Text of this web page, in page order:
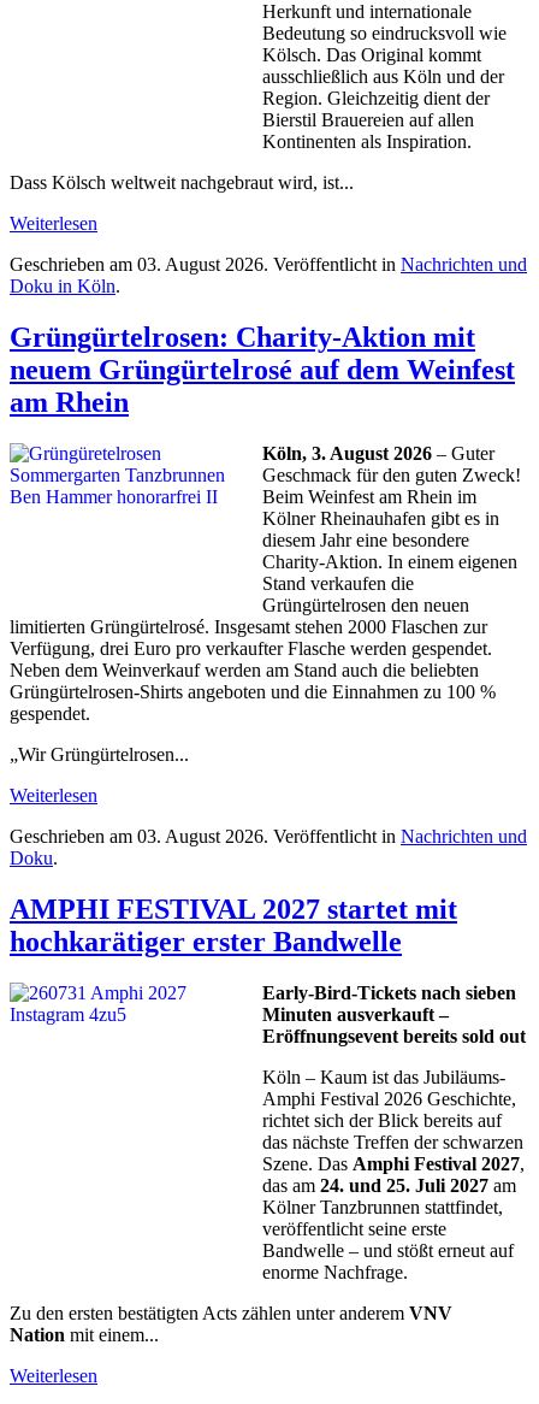
Herkunft und internationale
Bedeutung so eindrucksvoll wie
Kölsch. Das Original kommt
ausschließlich aus Köln und der
Region. Gleichzeitig dient der
Bierstil Brauereien auf allen
Kontinenten als Inspiration.
Dass Kölsch weltweit nachgebraut wird, ist...
Weiterlesen
Geschrieben am 03. August 2026. Veröffentlicht in Nachrichten und
Doku in Köln.
Grüngürtelrosen: Charity-Aktion mit
neuem Grüngürtelrosé auf dem Weinfest
am Rhein
Köln, 3. August 2026 – Guter
Geschmack für den guten Zweck!
Beim Weinfest am Rhein im
Kölner Rheinauhafen gibt es in
diesem Jahr eine besondere
Charity-Aktion. In einem eigenen
Stand verkaufen die
Grüngürtelrosen den neuen
limitierten Grüngürtelrosé. Insgesamt stehen 2000 Flaschen zur
Verfügung, drei Euro pro verkaufter Flasche werden gespendet.
Neben dem Weinverkauf werden am Stand auch die beliebten
Grüngürtelrosen-Shirts angeboten und die Einnahmen zu 100 %
gespendet.
„Wir Grüngürtelrosen...
Weiterlesen
Geschrieben am 03. August 2026. Veröffentlicht in Nachrichten und
Doku.
AMPHI FESTIVAL 2027 startet mit
hochkarätiger erster Bandwelle
Early-Bird-Tickets nach sieben
Minuten ausverkauft –
Eröffnungsevent bereits sold out
Köln – Kaum ist das Jubiläums-
Amphi Festival 2026 Geschichte,
richtet sich der Blick bereits auf
das nächste Treffen der schwarzen
Szene. Das Amphi Festival 2027,
das am 24. und 25. Juli 2027 am
Kölner Tanzbrunnen stattfindet,
veröffentlicht seine erste
Bandwelle – und stößt erneut auf
enorme Nachfrage.
Zu den ersten bestätigten Acts zählen unter anderem VNV
Nation mit einem...
Weiterlesen